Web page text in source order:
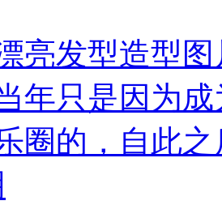
亮发型造型
年只是因为
圈的，自此